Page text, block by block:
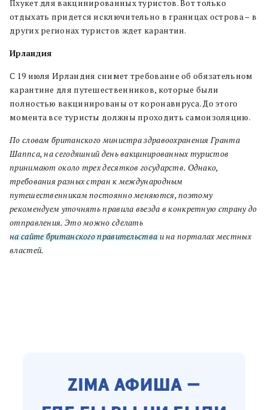
Пхукет для вакцинированных туристов. Вот только
отдыхать придется исключительно в границах острова – в
других регионах туристов ждет карантин.
Ирландия
С 19 июля Ирландия снимет требование об обязательном
карантине для путешественников, которые были
полностью вакцинированы от коронавируса. До этого
момента все туристы должны проходить самоизоляцию.
По словам британского министра здравоохранения Гранта
Шаппса, на сегодяшний день вакцинированных туристов
принимают около трех десятков государств. Однако,
требования разных стран к международным
путешественникам постоянно меняются, поэтому
рекомендуем уточнять правила въезда в конкретную страну до
отправления. Это можно сделать
на сайте британского правительстваи на порталах местных
властей.